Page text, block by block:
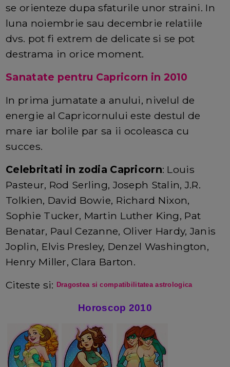
se orienteze dupa sfaturile unor straini. In
luna noiembrie sau decembrie relatiile
dvs. pot fi extrem de delicate si se pot
destrama in orice moment.
Sanatate pentru Capricorn in 2010
In prima jumatate a anului, nivelul de
energie al Capricornului este destul de
mare iar bolile par sa ii ocoleasca cu
succes.
Celebritati in zodia Capricorn: Louis
Pasteur, Rod Serling, Joseph Stalin, J.R.
Tolkien, David Bowie, Richard Nixon,
Sophie Tucker, Martin Luther King, Pat
Benatar, Paul Cezanne, Oliver Hardy, Janis
Joplin, Elvis Presley, Denzel Washington,
Henry Miller, Clara Barton.
Citeste si: Dragostea si compatibilitatea astrologica
Horoscop 2010